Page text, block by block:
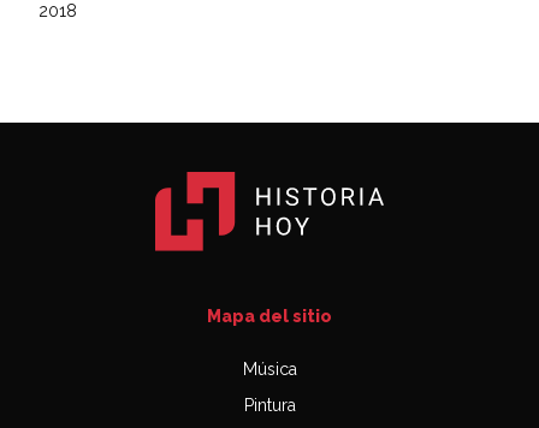
2018
Mapa del sitio
Música
Pintura